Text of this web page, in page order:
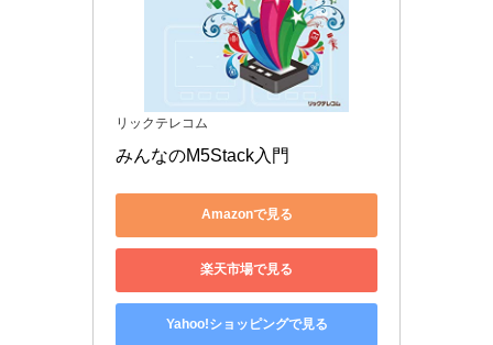
リックテレコム
みんなのM5Stack入門
Amazonで見る
楽天市場で見る
Yahoo!ショッピングで見る